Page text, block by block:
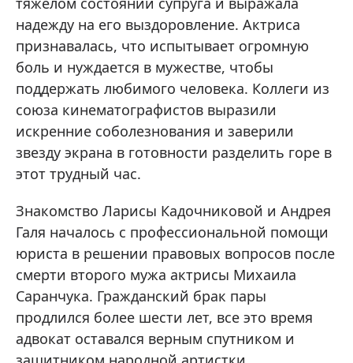
надежду на его выздоровление. Актриса
признавалась, что испытывает огромную
боль и нуждается в мужестве, чтобы
поддержать любимого человека. Коллеги из
союза кинематографистов выразили
искренние соболезнования и заверили
звезду экрана в готовности разделить горе в
этот трудный час.
Знакомство Ларисы Кадочниковой и Андрея
Галя началось с профессиональной помощи
юриста в решении правовых вопросов после
смерти второго мужа актрисы Михаила
Саранчука. Гражданский брак пары
продлился более шести лет, все это время
адвокат оставался верным спутником и